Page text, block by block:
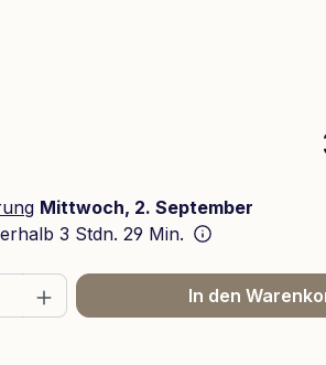
Mittwoch, 2. September
3 Stdn. 29 Min.
Gib denIn den